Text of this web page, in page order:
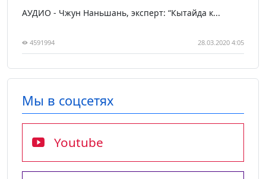
АУДИО - Чжун Наньшань, эксперт: “Кытайда к...
4591994 28.03.2020 4:05
Мы в соцсетях
Youtube